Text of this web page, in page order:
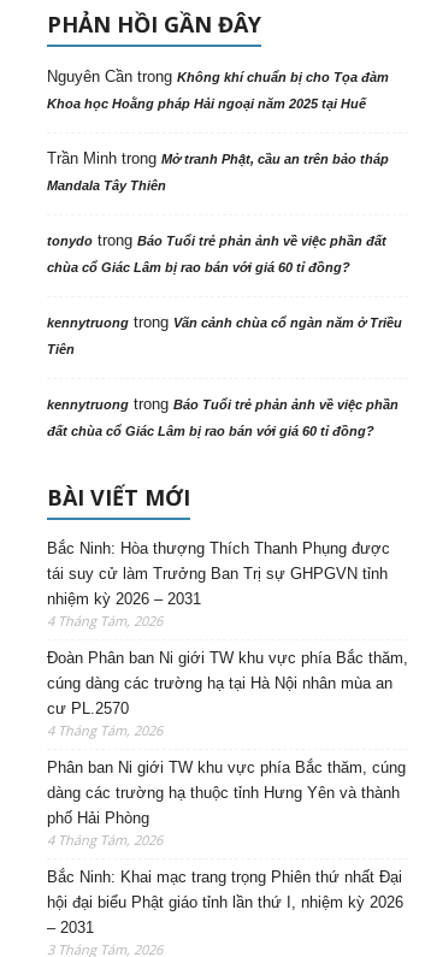
PHẢN HỒI GẦN ĐÂY
Nguyên Cầntrong Không khí chuẩn bị cho Tọa đàm
Khoa học Hoằng pháp Hải ngoại năm 2025 tại Huế
Trần Minhtrong Mở tranh Phật, cầu an trên bảo tháp
Mandala Tây Thiên
tonydotrong Báo Tuổi trẻ phản ảnh về việc phần đất
chùa cổ Giác Lâm bị rao bán với giá 60 tỉ đồng?
kennytruongtrong Vãn cảnh chùa cổ ngàn năm ở Triều
Tiên
kennytruongtrong Báo Tuổi trẻ phản ảnh về việc phần
đất chùa cổ Giác Lâm bị rao bán với giá 60 tỉ đồng?
BÀI VIẾT MỚI
Bắc Ninh: Hòa thượng Thích Thanh Phụng được
tái suy cử làm Trưởng Ban Trị sự GHPGVN tỉnh
nhiệm kỳ 2026 – 2031
4 Tháng Tám, 2026
Đoàn Phân ban Ni giới TW khu vực phía Bắc thăm,
cúng dàng các trường hạ tại Hà Nội nhân mùa an
cư PL.2570
4 Tháng Tám, 2026
Phân ban Ni giới TW khu vực phía Bắc thăm, cúng
dàng các trường hạ thuộc tỉnh Hưng Yên và thành
phố Hải Phòng
4 Tháng Tám, 2026
Bắc Ninh: Khai mạc trang trọng Phiên thứ nhất Đại
hội đại biểu Phật giáo tỉnh lần thứ I, nhiệm kỳ 2026
– 2031
3 Tháng Tám, 2026